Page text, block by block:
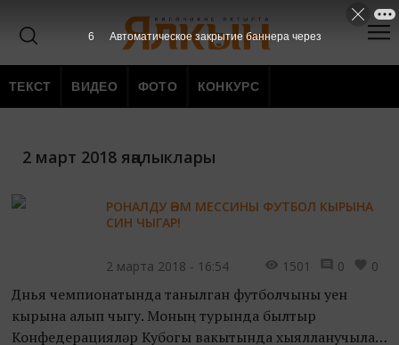
ТЕКСТ ВИДЕО ФОТО КОНКУРС
2 март 2018 яңалыклары
РОНАЛДУ ҺӘМ МЕССИНЫ ФУТБОЛ КЫРЫНА
СИН ЧЫГАР!
2 марта 2018 - 16:54 1501 0 0
Дөнья чемпионатында танылган футболчыны уен
кырына алып чыгу. Моның турында былтыр
Конфедерацияләр Кубогы вакытында хыялланучылар
5 Автоматическое закрытие баннера через